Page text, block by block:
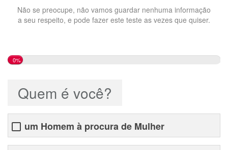
Não se preocupe, não vamos guardar nenhuma informação
a seu respeito, e pode fazer este teste as vezes que quiser.
0%
Quem é você?
um Homem à procura de Mulher